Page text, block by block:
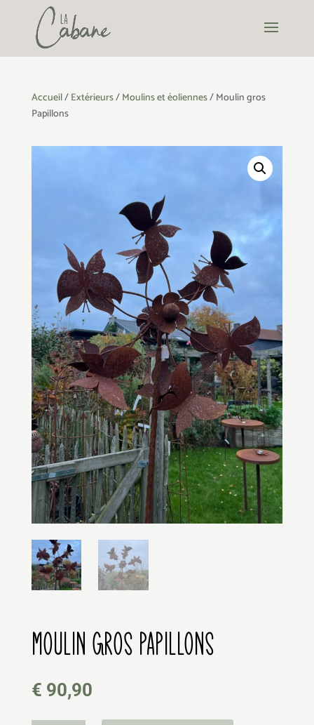
Accueil/Extérieurs/Moulins et éoliennes/ Moulin gros
Papillons
MOULIN GROS PAPILLONS
€ 90,90